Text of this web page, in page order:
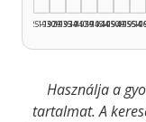
1925–1929
1930–1934
1935–1939
1940–1944
1945–1949
1950–1954
Használja a
tartalmat. A